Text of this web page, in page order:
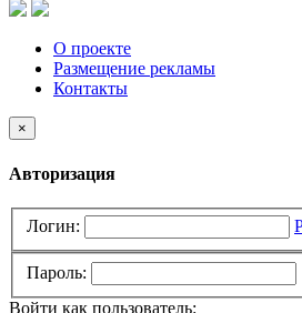
О проекте
Размещение рекламы
Контакты
×
Авторизация
Логин:
Пароль:
Войти как пользователь: